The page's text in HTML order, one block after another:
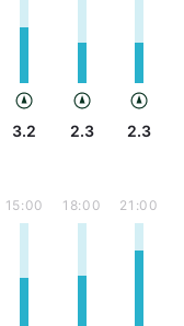
3.2 2.3 2.3
15:00 18:00 21:00